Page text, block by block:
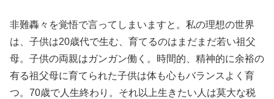
非難轟々を覚悟で言ってしまいますと。私の理想の世界
は、子供は20歳代で生む、育てるのはまだまだ若い祖父
母。子供の両親はガンガン働く。時間的、精神的に余裕の
有る祖父母に育てられた子供は体も心もバランスよく育
つ。70歳で人生終わり。それ以上生きたい人は莫大な税